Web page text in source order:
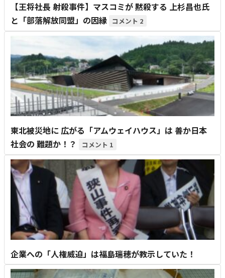
【王将社長 射殺事件】マスコミが 黙殺する 上杉昌也氏
と「部落解放同盟」の因縁
2
東北被災地に 広がる「アムウェイハウス」は 善か日本
社会の 難題か！？
1
企業への「人権威迫」は福島瑞穂が教示していた！